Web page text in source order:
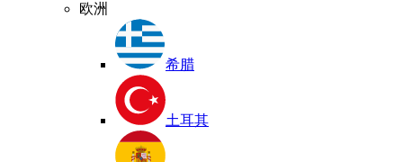
欧洲
希腊
土耳其